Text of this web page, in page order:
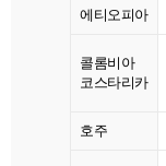
에티오피아
콜롬비아
코스타리카
호주